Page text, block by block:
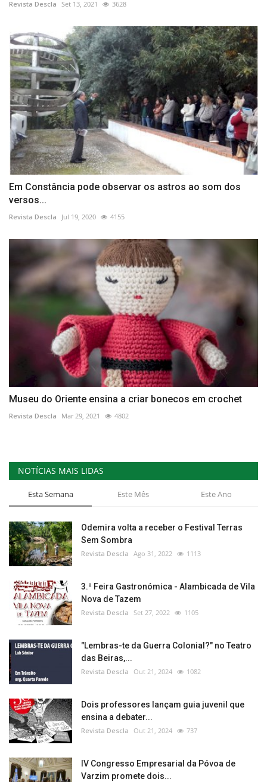
Revista Descla Set 13, 2021 3628
Em Constância pode observar os astros ao som dos
versos...
Revista Descla Jul 19, 2020 4155
Museu do Oriente ensina a criar bonecos em crochet
Revista Descla Mar 29, 2021 4802
NOTÍCIAS MAIS LIDAS
Esta Semana Este Mês Este Ano
Odemira volta a receber o Festival Terras
Sem Sombra
Revista Descla Ago 31, 2022 1113
3.ª Feira Gastronómica - Alambicada de Vila
Nova de Tazem
Revista Descla Set 27, 2022 1105
"Lembras-te da Guerra Colonial?" no Teatro
das Beiras,...
Revista Descla Out 21, 2024 1082
Dois professores lançam guia juvenil que
ensina a debater...
Revista Descla Out 21, 2024 737
IV Congresso Empresarial da Póvoa de
Varzim promete dois...